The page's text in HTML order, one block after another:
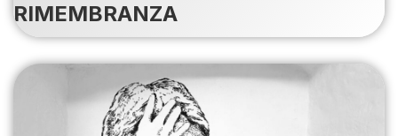
RIMEMBRANZA